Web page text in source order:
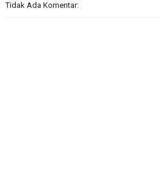
Tidak Ada Komentar: